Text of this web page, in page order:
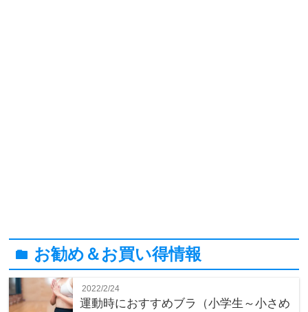
folder お勧め＆お買い得情報
2022/2/24
運動時におすすめブラ（小学生～小さめ